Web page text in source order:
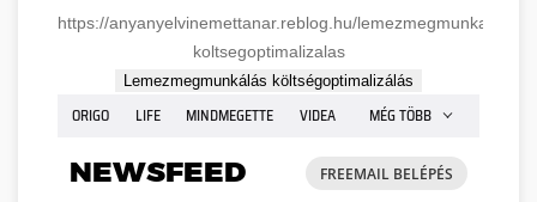
https://anyanyelvinemettanar.reblog.hu/lemezmegmunkalas-
koltsegoptimalizalas
Lemezmegmunkálás költségoptimalizálás